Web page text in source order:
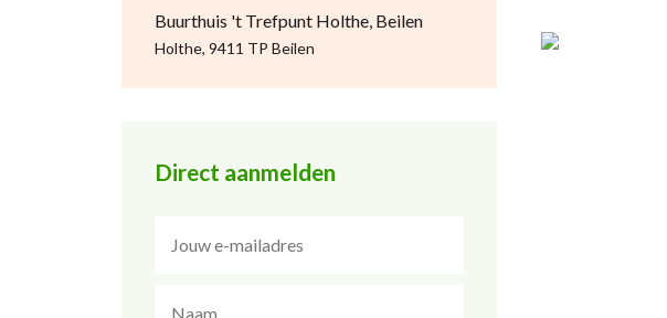
Buurthuis 't Trefpunt Holthe, Beilen
Holthe, 9411 TP Beilen
Direct aanmelden